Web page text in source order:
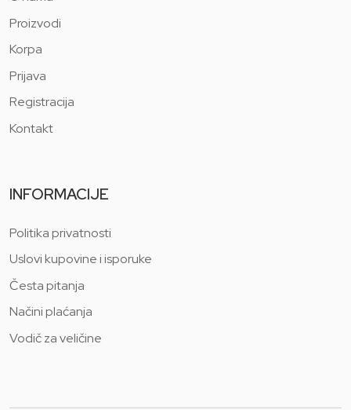
Proizvodi
Korpa
Prijava
Registracija
Kontakt
INFORMACIJE
Politika privatnosti
Uslovi kupovine i isporuke
Česta pitanja
Načini plaćanja
Vodič za veličine